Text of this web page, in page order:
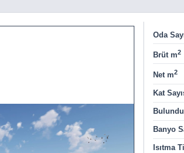
Oda
Brüt m2
Net m2
Kat
Banyo
Isıtma